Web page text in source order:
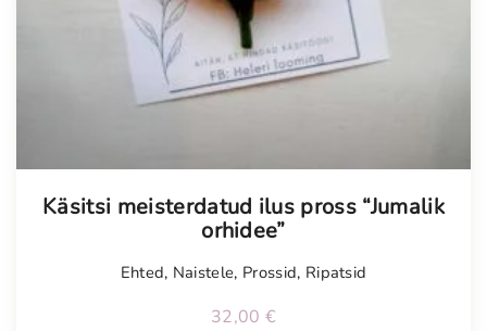
Käsitsi meisterdatud ilus pross “Jumalik
orhidee”
Ehted, Naistele, Prossid, Ripatsid
32,00 €